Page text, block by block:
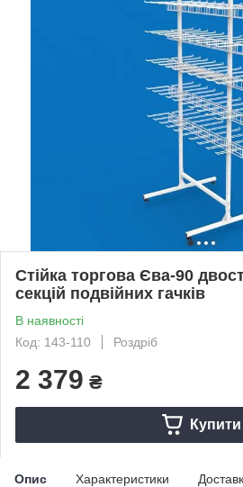
Стійка торгова Єва-90
секцій подвійних гачків
В наявності
Код: 143-110
Роздріб
2 379 ₴
Купити
Опис Характеристики